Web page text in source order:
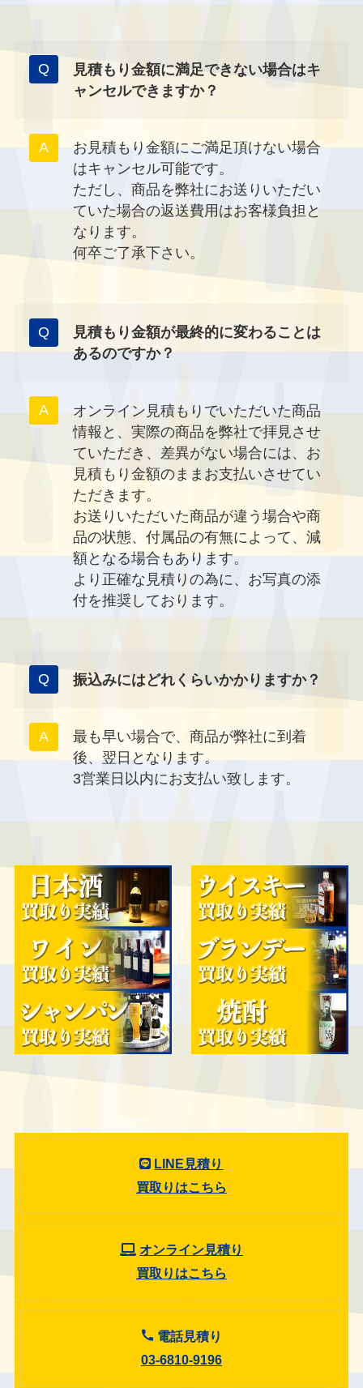
見積もり金額に満足できない場合はキ
ャンセルできますか？
お見積もり金額にご満足頂けない場合
はキャンセル可能です。
ただし、商品を弊社にお送りいただい
ていた場合の返送費用はお客様負担と
なります。
何卒ご了承下さい。
見積もり金額が最終的に変わることは
あるのですか？
オンライン見積もりでいただいた商品
情報と、実際の商品を弊社で拝見させ
ていただき、差異がない場合には、お
見積もり金額のままお支払いさせてい
ただきます。
お送りいただいた商品が違う場合や商
品の状態、付属品の有無によって、減
額となる場合もあります。
より正確な見積りの為に、お写真の添
付を推奨しております。
振込みにはどれくらいかかりますか？
最も早い場合で、商品が弊社に到着
後、翌日となります。
3営業日以内にお支払い致します。
LINE見積り
買取りはこちら
オンライン見積り
買取りはこちら
電話見積り
03-6810-9196